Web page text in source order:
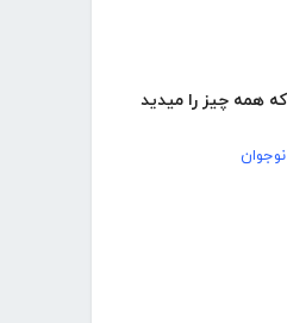
همه چیز را میدید